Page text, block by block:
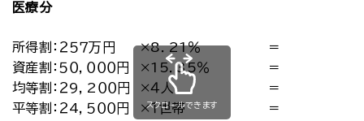
医療分
所得割：２５７万円 ×8．21％
＝
資産割：５０，０００円
×15．35％
＝
均等割：２9，2００円
×４人
＝
平等割：２4，５００円
×１世帯
＝
スクロールできます